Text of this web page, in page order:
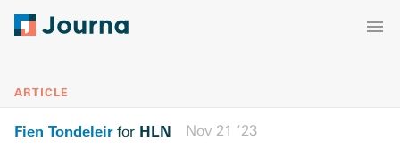
ARTICLE
Fien Tondeleirfor HLN Nov 21 ’23